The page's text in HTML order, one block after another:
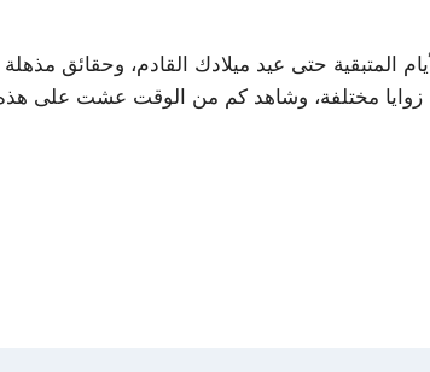
المتبقية حتى عيد ميلادك القادم، وحقائق مذهلة
زوايا مختلفة، وشاهد كم من الوقت عشت على